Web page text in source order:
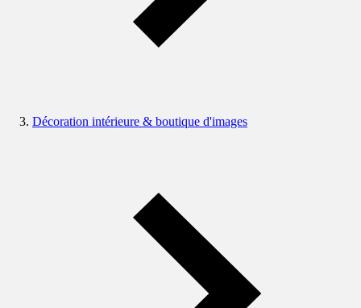
Décoration intérieure & boutique d'images